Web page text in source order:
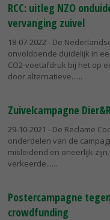
RCC: uitleg NZO
vervanging zuivel
18-07-2022 - De
onvoldoende duidelijk in
CO2-voetafdruk bij het op
door alternatieve...
Zuivelcampagne
29-10-2021 - De Reclame
onderdelen van de
misleidend en oneerlijk
verkeerde...
Postercampagne
crowdfunding